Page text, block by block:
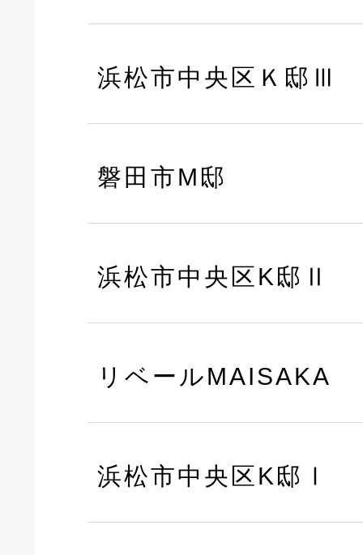
浜松市中央区Ｋ邸Ⅲ
磐田市M邸
浜松市中央区K邸Ⅱ
リベールMAISAKA
浜松市中央区K邸Ⅰ